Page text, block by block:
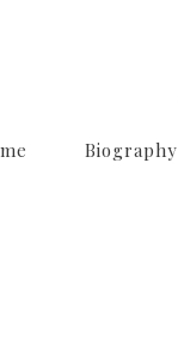
Biography